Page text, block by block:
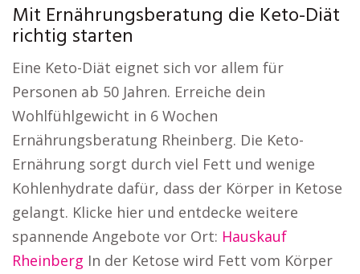
Mit Ernährungsberatung die Keto-Diät
richtig starten
Eine Keto-Diät eignet sich vor allem für
Personen ab 50 Jahren. Erreiche dein
Wohlfühlgewicht in 6 Wochen
Ernährungsberatung Rheinberg. Die Keto-
Ernährung sorgt durch viel Fett und wenige
Kohlenhydrate dafür, dass der Körper in Ketose
gelangt. Klicke hier und entdecke weitere
spannende Angebote vor Ort: Hauskauf
Rheinberg In der Ketose wird Fett vom Körper